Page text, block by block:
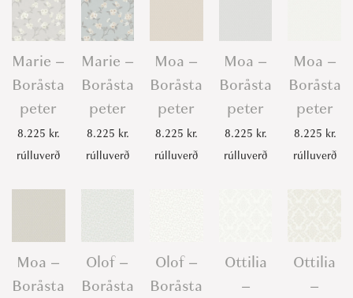
Marie –
Boråsta
peter
8.225 kr.
rúlluverð
Marie –
Boråsta
peter
8.225 kr.
rúlluverð
Moa –
Boråsta
peter
8.225 kr.
rúlluverð
Moa –
Boråsta
peter
8.225 kr.
rúlluverð
Moa –
Boråsta
peter
8.225 kr.
rúlluverð
Moa –
Boråsta
Olof –
Boråsta
Olof –
Boråsta
Ottilia
–
Ottilia
–